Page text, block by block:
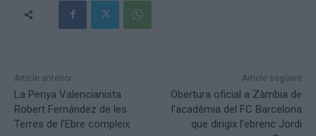
Article anterior
La Penya Valencianista
Robert Fernández de les
Terres de l’Ebre compleix
Article següent
Obertura oficial a Zàmbia de
l’acadèmia del FC Barcelona
que dirigix l’ebrenc Jordi